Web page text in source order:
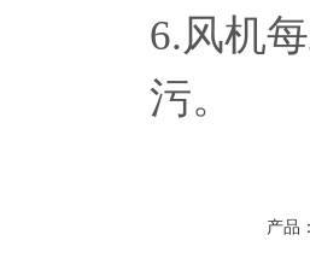
6.风机
污。
产品